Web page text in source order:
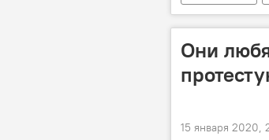
Исполнители
Они
15 января 2020,